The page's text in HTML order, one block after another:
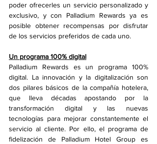
poder ofrecerles un servicio personalizado y
exclusivo, y con Palladium Rewards ya es
posible obtener recompensas por disfrutar
de los servicios preferidos de cada uno.
Un programa 100% digital
Palladium Rewards es un programa 100%
digital. La innovación y la digitalización son
dos pilares básicos de la compañía hotelera,
que lleva décadas apostando por la
transformación digital y las nuevas
tecnologías para mejorar constantemente el
servicio al cliente. Por ello, el programa de
fidelización de Palladium Hotel Group es